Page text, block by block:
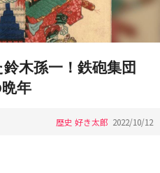
木孫一！鉄砲集団
年
歴史 好き太郎 2022/10/12